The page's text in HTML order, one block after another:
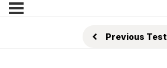
Previous Test